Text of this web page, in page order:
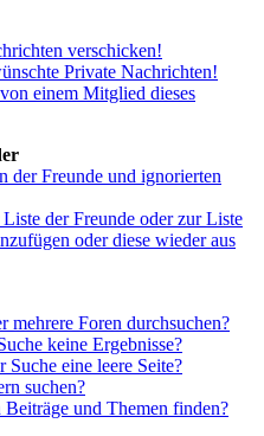
verschicken!
Private Nachrichten!
einem Mitglied dieses
der Freunde und ignorierten
der Freunde oder zur Liste
oder diese wieder aus
mehrere Foren durchsuchen?
keine Ergebnisse?
eine leere Seite?
suchen?
und Themen finden?